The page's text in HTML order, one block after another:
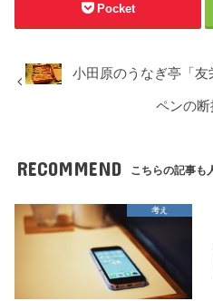
Pocket
小田原のうなぎ亭「友
ペンの
RECOMMEND こちらの記事も
考え